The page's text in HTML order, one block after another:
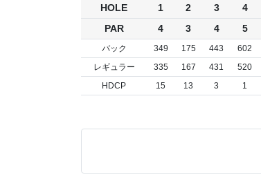
HOLE 1 2 3 4
PAR
4 3 4 5
バック 349 175 443 602
レギュラー
335 167 431 520
HDCP
15 13 3 1